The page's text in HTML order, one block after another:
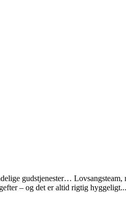
gudstjenester… Lovsangsteam,
– og det er altid rigtig